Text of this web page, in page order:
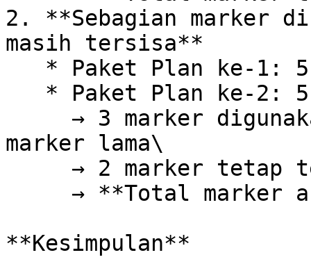
2. **Sebagian marker
masih tersisa**
marker lama\
**Kesimpulan**